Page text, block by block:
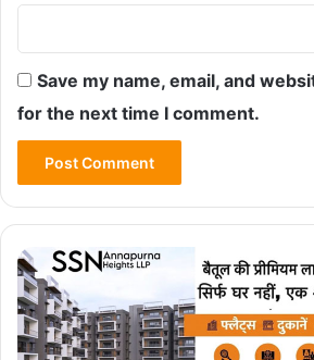
Save my name, email, and
for the next time I comment.